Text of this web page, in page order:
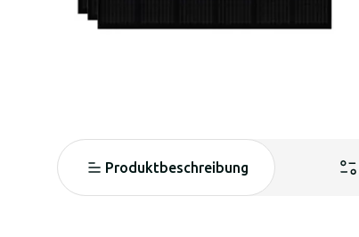
Produktbeschreibung